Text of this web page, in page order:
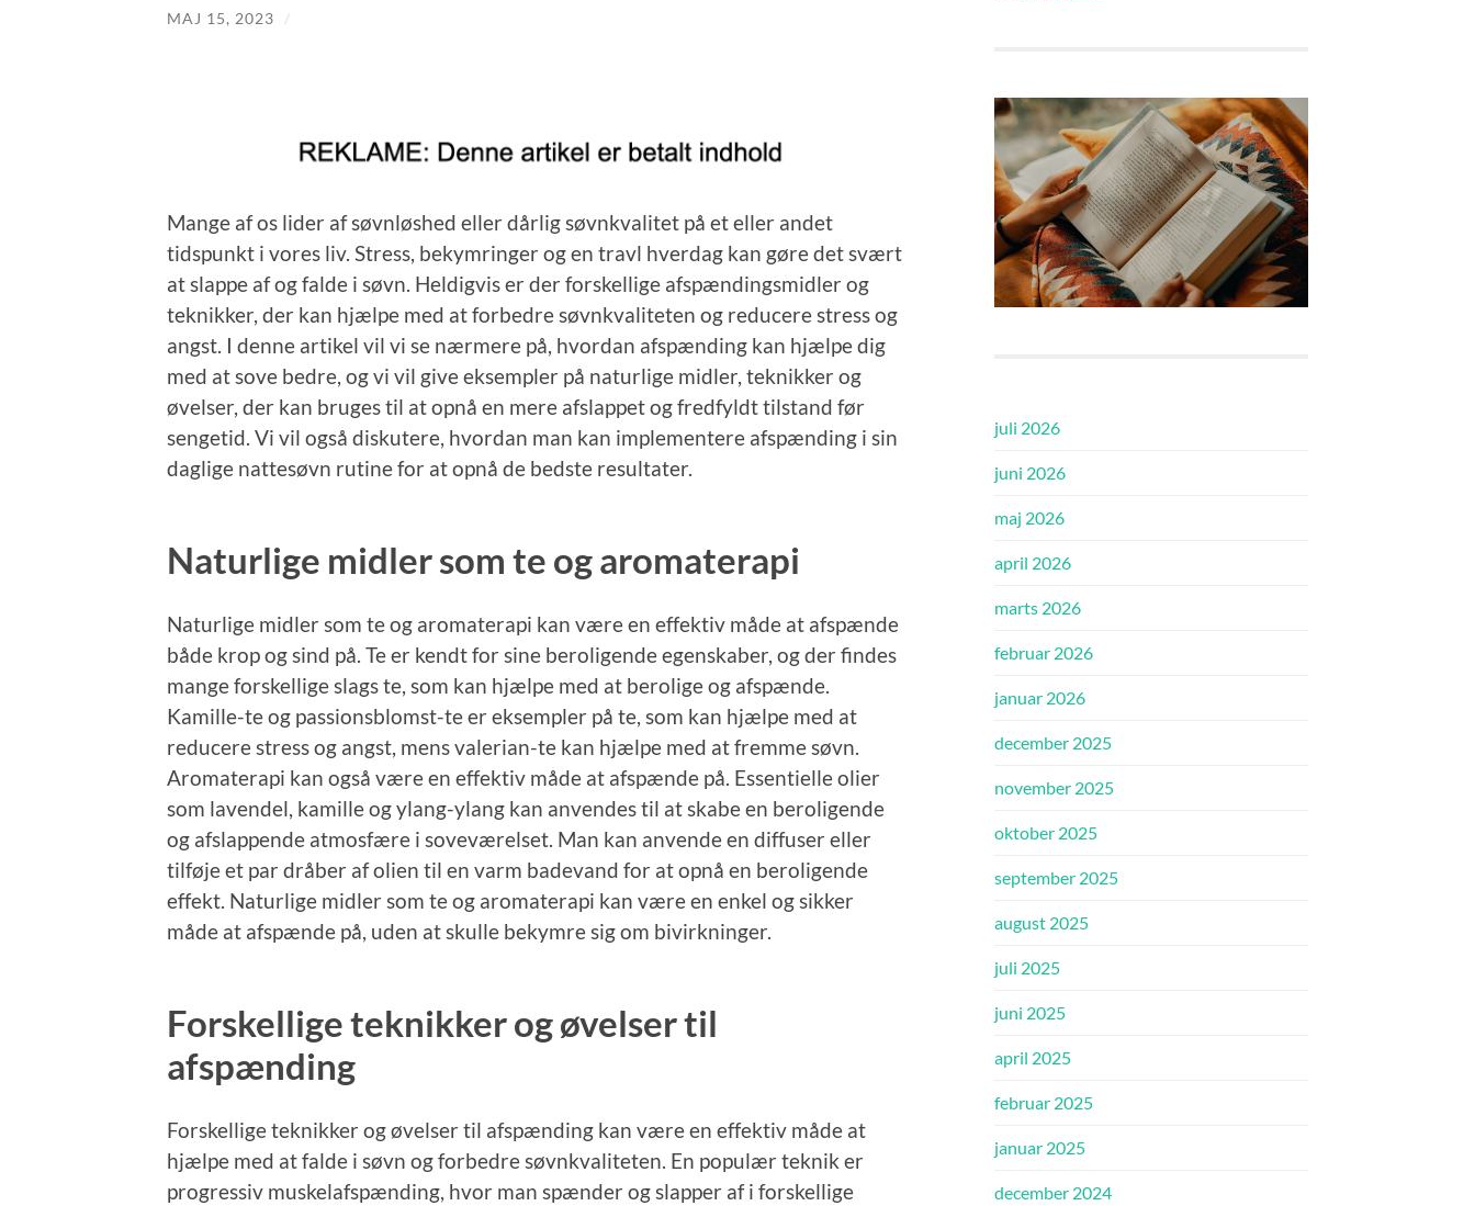
MAJ 15, 2023 /
Mange af os lider af søvnløshed eller dårlig søvnkvalitet på et eller andet
tidspunkt i vores liv. Stress, bekymringer og en travl hverdag kan gøre det svært
at slappe af og falde i søvn. Heldigvis er der forskellige afspændingsmidler og
teknikker, der kan hjælpe med at forbedre søvnkvaliteten og reducere stress og
angst. I denne artikel vil vi se nærmere på, hvordan afspænding kan hjælpe dig
med at sove bedre, og vi vil give eksempler på naturlige midler, teknikker og
øvelser, der kan bruges til at opnå en mere afslappet og fredfyldt tilstand før
sengetid. Vi vil også diskutere, hvordan man kan implementere afspænding i sin
daglige nattesøvn rutine for at opnå de bedste resultater.
Naturlige midler som te og aromaterapi
Naturlige midler som te og aromaterapi kan være en effektiv måde at afspænde
både krop og sind på. Te er kendt for sine beroligende egenskaber, og der findes
mange forskellige slags te, som kan hjælpe med at berolige og afspænde.
Kamille-te og passionsblomst-te er eksempler på te, som kan hjælpe med at
reducere stress og angst, mens valerian-te kan hjælpe med at fremme søvn.
Aromaterapi kan også være en effektiv måde at afspænde på. Essentielle olier
som lavendel, kamille og ylang-ylang kan anvendes til at skabe en beroligende
og afslappende atmosfære i soveværelset. Man kan anvende en diffuser eller
tilføje et par dråber af olien til en varm badevand for at opnå en beroligende
effekt. Naturlige midler som te og aromaterapi kan være en enkel og sikker
måde at afspænde på, uden at skulle bekymre sig om bivirkninger.
Forskellige teknikker og øvelser til
afspænding
Forskellige teknikker og øvelser til afspænding kan være en effektiv måde at
hjælpe med at falde i søvn og forbedre søvnkvaliteten. En populær teknik er
progressiv muskelafspænding, hvor man spænder og slapper af i forskellige
juli 2026
juni 2026
maj 2026
april 2026
marts 2026
februar 2026
januar 2026
december 2025
november 2025
oktober 2025
september 2025
august 2025
juli 2025
juni 2025
april 2025
februar 2025
januar 2025
december 2024